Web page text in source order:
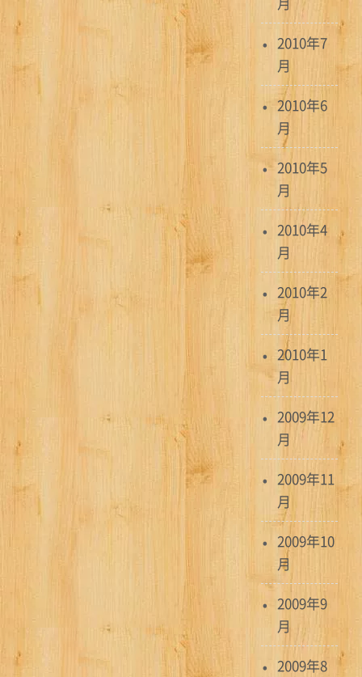
2010年7
月
2010年6
月
2010年5
月
2010年4
月
2010年2
月
2010年1
月
2009年12
月
2009年11
月
2009年10
月
2009年9
月
2009年8